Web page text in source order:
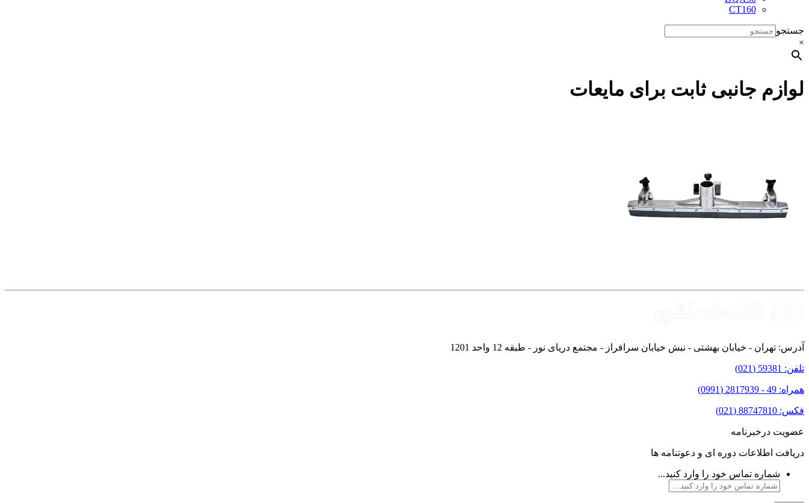
CT160
جستجو
×
لوازم جانبی ثابت برای مایعات
آدرس: تهران - خیابان بهشتی - نبش خیابان سرافراز - مجتمع دریای نور - طبقه 12 واحد 1201
تلفن: 59381 (021)
همراه: 49 - 2817939 (0991)
فکس: 88747810 (021)
عضویت درخبرنامه
دریافت اطلاعات دوره ای و دعوتنامه ها
شماره تماس خود را وارد کنید...